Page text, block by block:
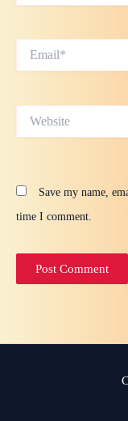
Save my name,
time I comment.